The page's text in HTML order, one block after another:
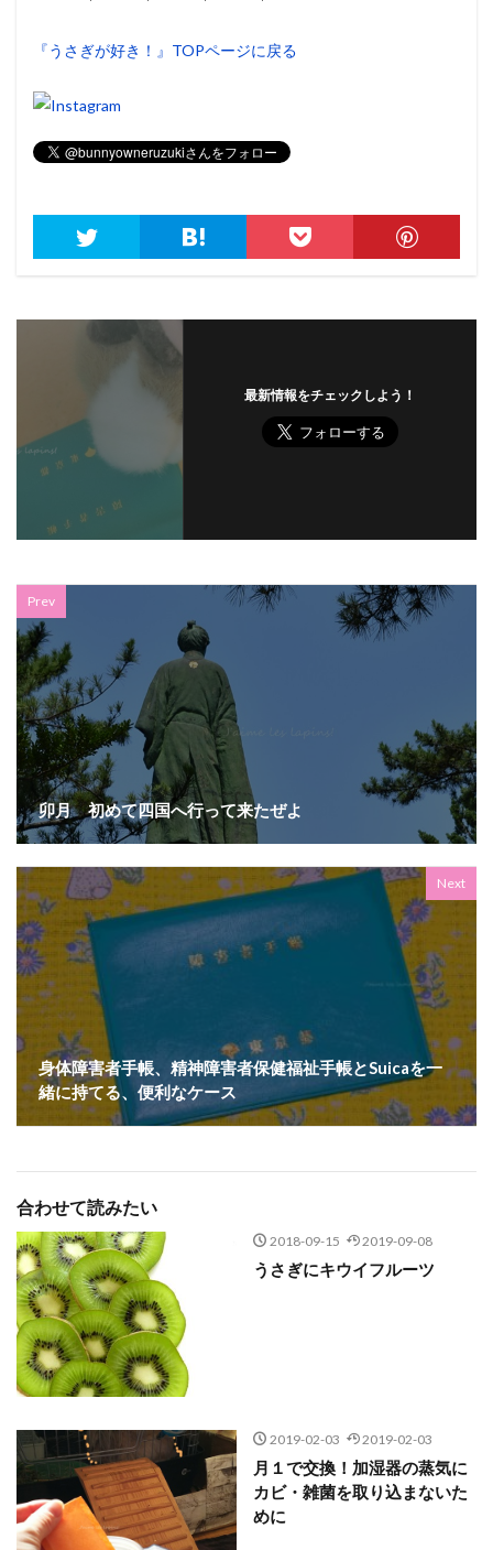
『うさぎが好き！』TOPページに戻る
最新情報をチェックしよう！
Prev
卯月 初めて四国へ行って来たぜよ
Next
身体障害者手帳、精神障害者保健福祉手帳とSuicaを一
緒に持てる、便利なケース
合わせて読みたい
2018-09-15 2019-09-08
うさぎにキウイフルーツ
2019-02-03 2019-02-03
月１で交換！加湿器の蒸気に
カビ・雑菌を取り込まないた
めに